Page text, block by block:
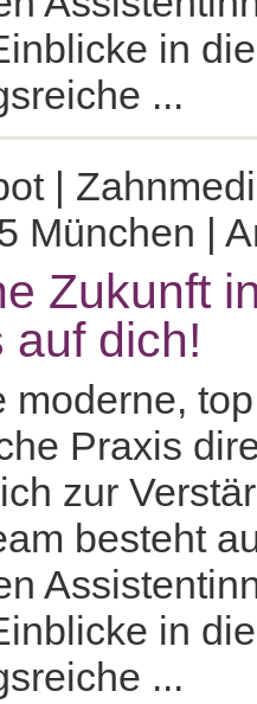
in
...
|
München |
Zukunft
auf dich!
moderne,
Praxis
zur
besteht
in
...